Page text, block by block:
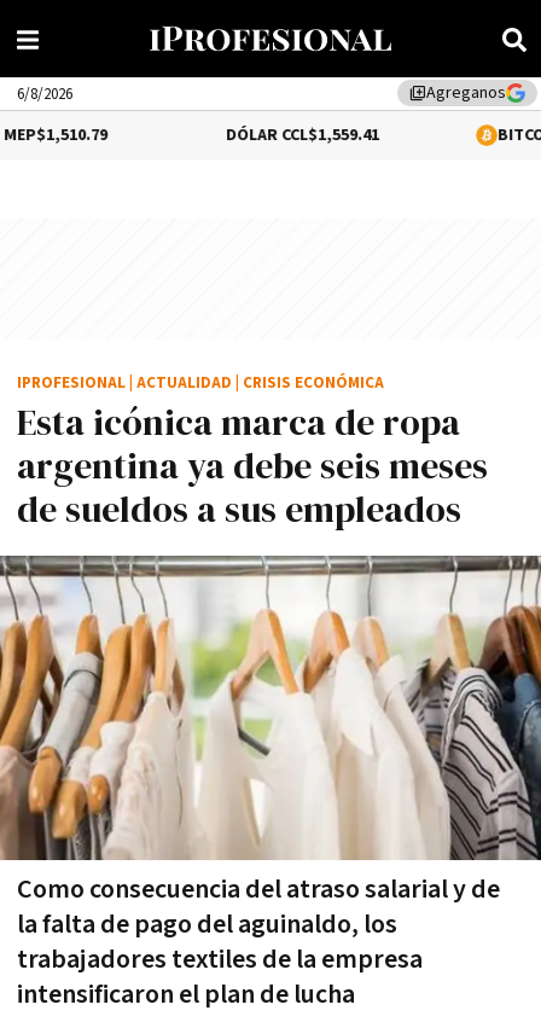
library_addAgreganos
6/8/2026
$1,559.41 $64,540.00
Esta icónica marca de ropa
argentina ya debe seis meses
de sueldos a sus empleados
Como consecuencia del atraso salarial y de
la falta de pago del aguinaldo, los
trabajadores textiles de la empresa
intensificaron el plan de lucha
IPROFESIONAL ACTUALIDAD CRISIS ECONÓMICA